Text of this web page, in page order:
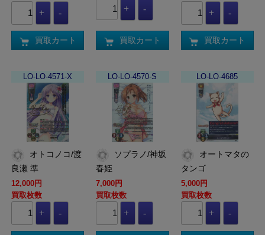
買取カート 買取カート 買取カート
LO-LO-4571-X
良瀬 準
12,000円
買取枚数
LO-LO-4570-S
春姫
7,000円
買取枚数
LO-LO-4685
タンゴ
5,000円
買取枚数